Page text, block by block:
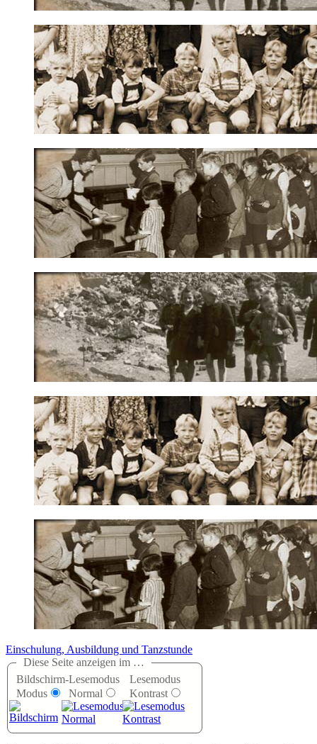
Einschulung, Ausbildung und Tanzstunde
Diese Seite anzeigen im …
Bildschirm-
Modus
Lesemodus
Normal
Lesemodus
Kontrast